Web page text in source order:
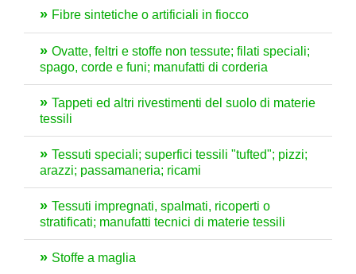
Fibre sintetiche o artificiali in fiocco
Ovatte, feltri e stoffe non tessute; filati speciali;
spago, corde e funi; manufatti di corderia
Tappeti ed altri rivestimenti del suolo di materie
tessili
Tessuti speciali; superfici tessili "tufted"; pizzi;
arazzi; passamaneria; ricami
Tessuti impregnati, spalmati, ricoperti o
stratificati; manufatti tecnici di materie tessili
Stoffe a maglia